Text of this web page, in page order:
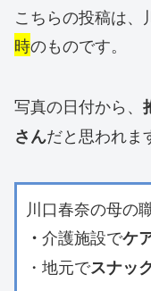
こちらの投稿は、
時のものです。
写真の日付から、
さんだと思われま
川口春奈の母の
・ 介護施設でケ
・地元でスナッ